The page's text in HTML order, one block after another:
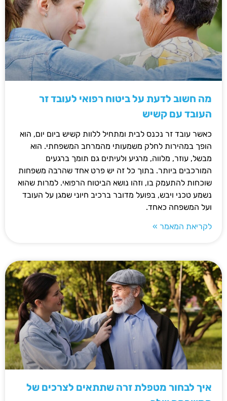
מה חשוב לדעת על ביטוח רפואי לעובד זר
העובד עם קשיש
כאשר עובד זר נכנס לבית ומתחיל ללוות קשיש ביום יום, הוא
הופך במהירות לחלק משמעותי מהמרחב המשפחתי. הוא
מבשל, עוזר, מלווה, מרגיע ולעיתים גם תומך ברגעים
המורכבים ביותר. בתוך כל זה יש פרט אחד שהרבה משפחות
שוכחות להתעמק בו, וזהו נושא הביטוח הרפואי. למרות שהוא
נשמע טכני ויבש, בפועל מדובר ברכיב חיוני שמגן על העובד
ועל המשפחה כאחד.
לקריאת המאמר »
איך לבחור מטפלת זרה שתתאים לצרכים של